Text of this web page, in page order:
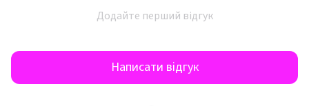
Додайте перший відгук
Написати відгук